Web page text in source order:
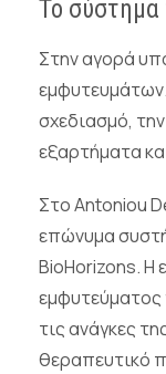
Το σύστημα
Στην αγορά
σχεδιασμό,
εξαρτήματα
Στο Antoniou
επώνυμα
BioHorizons. Η
εμφυτεύματος
τις ανάγκες
θεραπευτικό